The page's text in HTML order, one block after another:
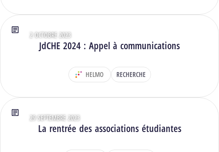
JdCHE 2024 : Appel à communications
Type : Articles
2 OCTOBRE 2023
DÉPARTEMENT :
HELMO RECHERCHE
La rentrée des associations étudiantes
Type : Articles
29 SEPTEMBRE 2023